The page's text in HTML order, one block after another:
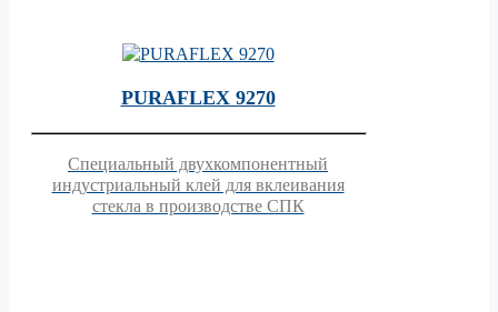
PURAFLEX 9270
Специальный двухкомпонентный
индустриальный клей для вклеивания
стекла в производстве СПК